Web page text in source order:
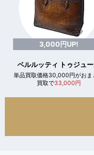
3,000円UP!
ベルルッティ トゥジュ
単品買取価格30,000円がおま
買取で33,000円